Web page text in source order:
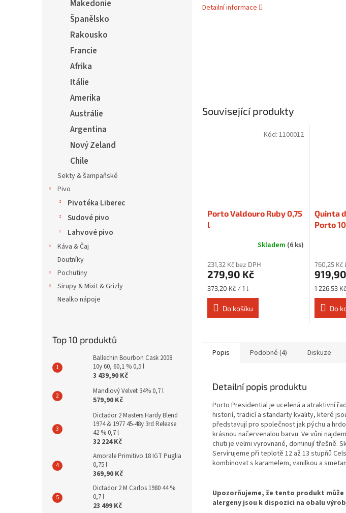
Makedonie
Španělsko
Rakousko
Francie
Afrika
Itálie
Amerika
Austrálie
Argentina
Nový Zeland
Chile
Sekty & šampaňské
Pivo
Pivotéka Liberec
Sudové pivo
Lahvové pivo
Káva & Čaj
Doutníky
Pochutiny
Sirupy & Mixit & Grizly
Nealko nápoje
Top 10 produktů
Ballechin Bourbon Cask 2008
10y 60, 60,1 % 0,5 l
3 439,90 Kč
Mandlový Velvet 34% 0,7 l
579,90 Kč
Dictador 2 Masters Hardy Blend
1974 & 1977 45-48y 3rd Release
42 % 0,7 l
32 224 Kč
Amorale Primitivo 18 IGT Puglia
0,75 l
369,90 Kč
Dictador 2 M Carlos 1980 44 %
0,7 l
23 499 Kč
Detailní informace
Související produkty
Porto Valdouro Ruby 0,75
l
Skladem (6 ks)
231,32 Kč bez DPH
279,90 Kč
Měrná
cena:
373,20 Kč / 1 l
Do košíku
Kód: 1100012
Quinta
Porto
760,25 Kč
Měrná
cena:
1 226,53
Do
Popis Podobné (4) Diskuze
Detailní popis produktu
Porto Presidential je ucelená a atraktivní
historií, tradicí a standarty kvality, které
představují pro společnost jak pýchu a
krásnou načervenalou barvu. Ve vůni
chuti je velmi vyrovnané, dominují třešně.
Servírujeme při teplotě 12 až 13 stupňů
kombinovat s karamelem, vanilkou a